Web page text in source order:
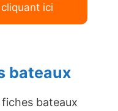
ici
bateaux
bateaux